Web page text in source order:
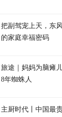
把副驾宠上天，东
的家庭幸福密码
旅途｜妈妈为脑瘫
8年蜘蛛人
主厨时代丨中国最